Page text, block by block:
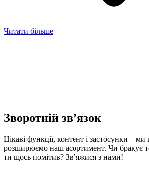
Читати більше
Зворотній зв’язок
Цікаві функції, контент і застосунки – ми
розширюємо наш асортимент. Чи бракує
ти щось помітив? Зв’яжися з нами!